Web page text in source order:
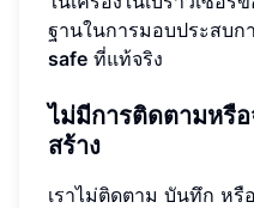
ฐานในการมอบประสบ
safe ที่แท้จริง
ไม่มีการติดตามหรื
สร้าง
เราไม่ติดตาม บันทึก ห